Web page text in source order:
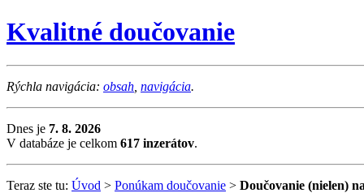
Kvalitné doučovanie
Rýchla navigácia: obsah navigácia.
Dnes je 7. 8. 2026
V databáze je celkom 617 inzerátov.
Teraz ste tu: Úvod > Ponúkam doučovanie > Doučovanie (nielen)